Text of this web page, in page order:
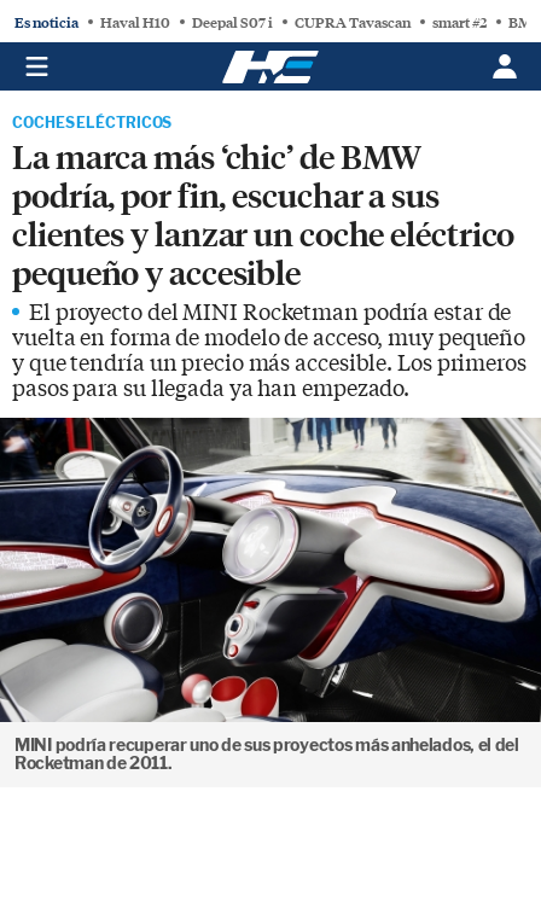
Es noticia Haval H10 Deepal S07 i CUPRA Tavascan smart #2
COCHES ELÉCTRICOS
La marca más ‘chic’ de BMW
podría, por fin, escuchar a sus
clientes y lanzar un coche eléctrico
pequeño y accesible
El proyecto del MINI Rocketman podría estar de
vuelta en forma de modelo de acceso, muy pequeño
y que tendría un precio más accesible. Los primeros
pasos para su llegada ya han empezado.
MINI podría recuperar uno de sus proyectos más anhelados, el del
Rocketman de 2011.